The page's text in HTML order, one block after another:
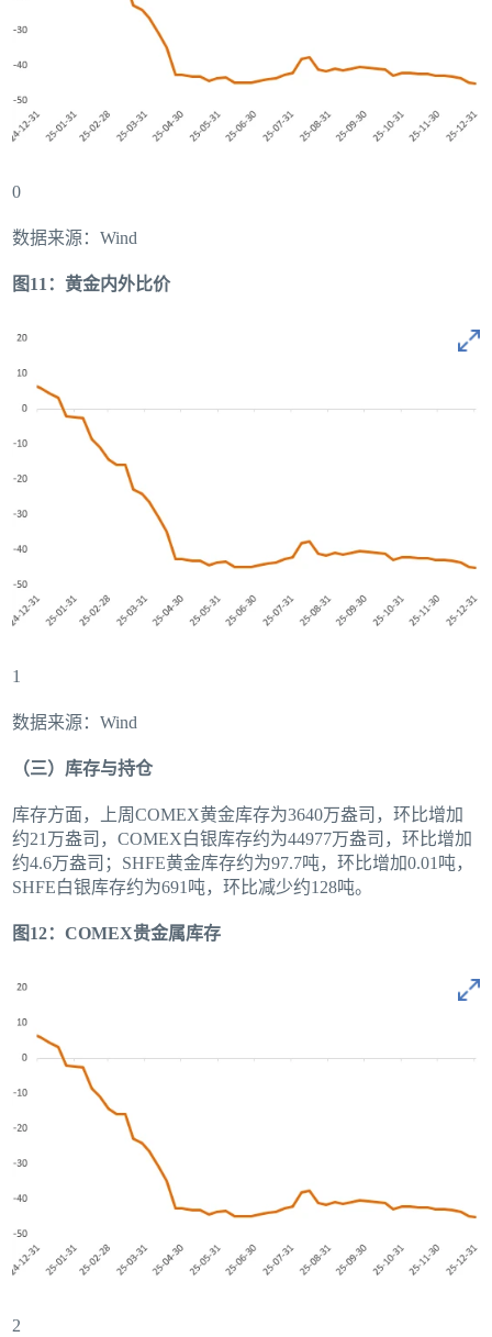
0
数据来源：Wind
图11：黄金内外比价
1
数据来源：Wind
（三）库存与持仓
库存方面，上周COMEX黄金库存为3640万盎司，环比增加
约21万盎司，COMEX白银库存约为44977万盎司，环比增加
约4.6万盎司；SHFE黄金库存约为97.7吨，环比增加0.01吨，
SHFE白银库存约为691吨，环比减少约128吨。
图12：COMEX贵金属库存
2